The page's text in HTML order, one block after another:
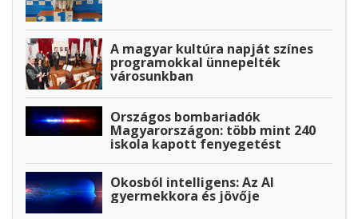
A magyar kultúra napját színes
programokkal ünnepelték
városunkban
Országos bombariadók
Magyarországon: több mint 240
iskola kapott fenyegetést
Okosból intelligens: Az AI
gyermekkora és jövője